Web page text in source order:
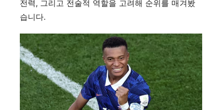
전력, 그리고 전술적 역할을 고려해 순위를 매겨봤
습니다.